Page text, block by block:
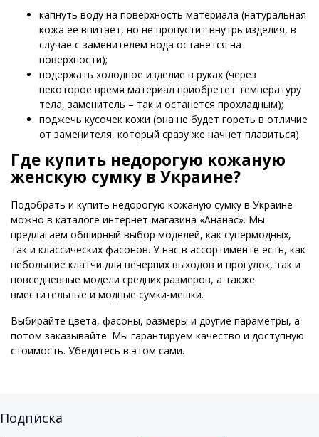
капнуть воду на поверхность материала (натуральная
кожа ее впитает, но не пропустит внутрь изделия, в
случае с заменителем вода останется на
поверхности);
подержать холодное изделие в руках (через
некоторое время материал приобретет температуру
тела, заменитель – так и останется прохладным);
поджечь кусочек кожи (она не будет гореть в отличие
от заменителя, который сразу же начнет плавиться).
Где купить недорогую кожаную
женскую сумку в Украине?
Подобрать и купить недорогую кожаную сумку в Украине
можно в каталоге интернет-магазина «Ананас». Мы
предлагаем обширный выбор моделей, как супермодных,
так и классических фасонов. У нас в ассортименте есть, как
небольшие клатчи для вечерних выходов и прогулок, так и
повседневные модели средних размеров, а также
вместительные и модные сумки-мешки.
Выбирайте цвета, фасоны, размеры и другие параметры, а
потом заказывайте. Мы гарантируем качество и доступную
стоимость. Убедитесь в этом сами.
Подписка